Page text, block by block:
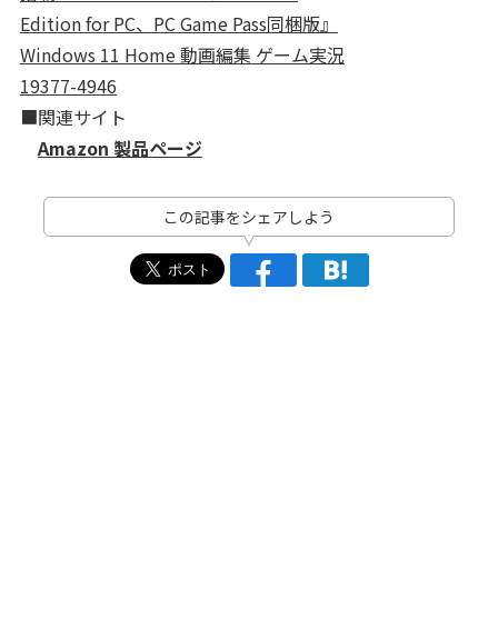
Edition for PC、PC Game Pass同梱版』
Windows 11 Home 動画編集 ゲーム実況
19377-4946
■関連サイト
Amazon 製品ページ
この記事をシェアしよう